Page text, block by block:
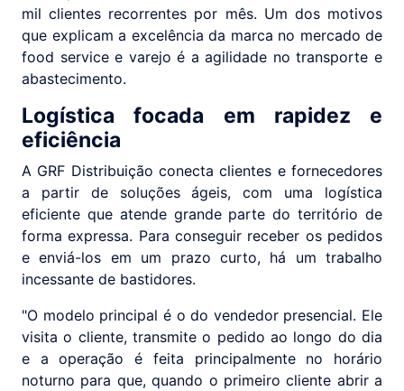
mil clientes recorrentes por mês. Um dos motivos
que explicam a excelência da marca no mercado de
food service e varejo é a agilidade no transporte e
abastecimento.
Logística focada em rapidez e
eficiência
A GRF Distribuição conecta clientes e fornecedores
a partir de soluções ágeis, com uma logística
eficiente que atende grande parte do território de
forma expressa. Para conseguir receber os pedidos
e enviá-los em um prazo curto, há um trabalho
incessante de bastidores.
"O modelo principal é o do vendedor presencial. Ele
visita o cliente, transmite o pedido ao longo do dia
e a operação é feita principalmente no horário
noturno para que, quando o primeiro cliente abrir a